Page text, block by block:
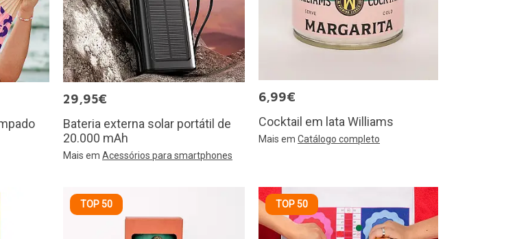
29,95€
Bateria externa solar portátil de
20.000 mAh
Mais em Acessórios para smartphones
6,99€
Cocktail em lata Williams
Mais em Catálogo completo
TOP 50 TOP 50